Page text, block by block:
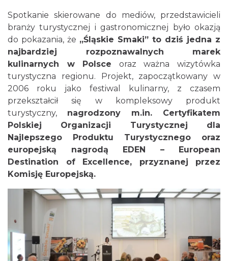
Spotkanie skierowane do mediów, przedstawicieli
branży turystycznej i gastronomicznej było okazją
do pokazania, że „Śląskie Smaki” to dziś jedna z
najbardziej rozpoznawalnych marek
kulinarnych w Polsce oraz ważna wizytówka
turystyczna regionu. Projekt, zapoczątkowany w
2006 roku jako festiwal kulinarny, z czasem
przekształcił się w kompleksowy produkt
turystyczny, nagrodzony m.in. Certyfikatem
Polskiej Organizacji Turystycznej dla
Najlepszego Produktu Turystycznego oraz
europejską nagrodą EDEN – European
Destination of Excellence, przyznanej przez
Komisję Europejską.